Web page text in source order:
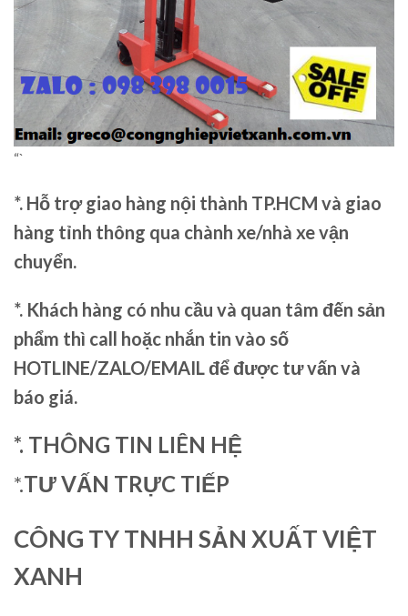
“`
*. Hỗ trợ giao hàng nội thành TP.HCM và giao
hàng tỉnh thông qua chành xe/nhà xe vận
chuyển.
*. Khách hàng có nhu cầu và quan tâm đến sản
phẩm thì call hoặc nhắn tin vào số
HOTLINE/ZALO/EMAIL để được tư vấn và
báo giá.
*. THÔNG TIN LIÊN HỆ
*.TƯ VẤN TRỰC TIẾP
CÔNG TY TNHH SẢN XUẤT VIỆT
XANH